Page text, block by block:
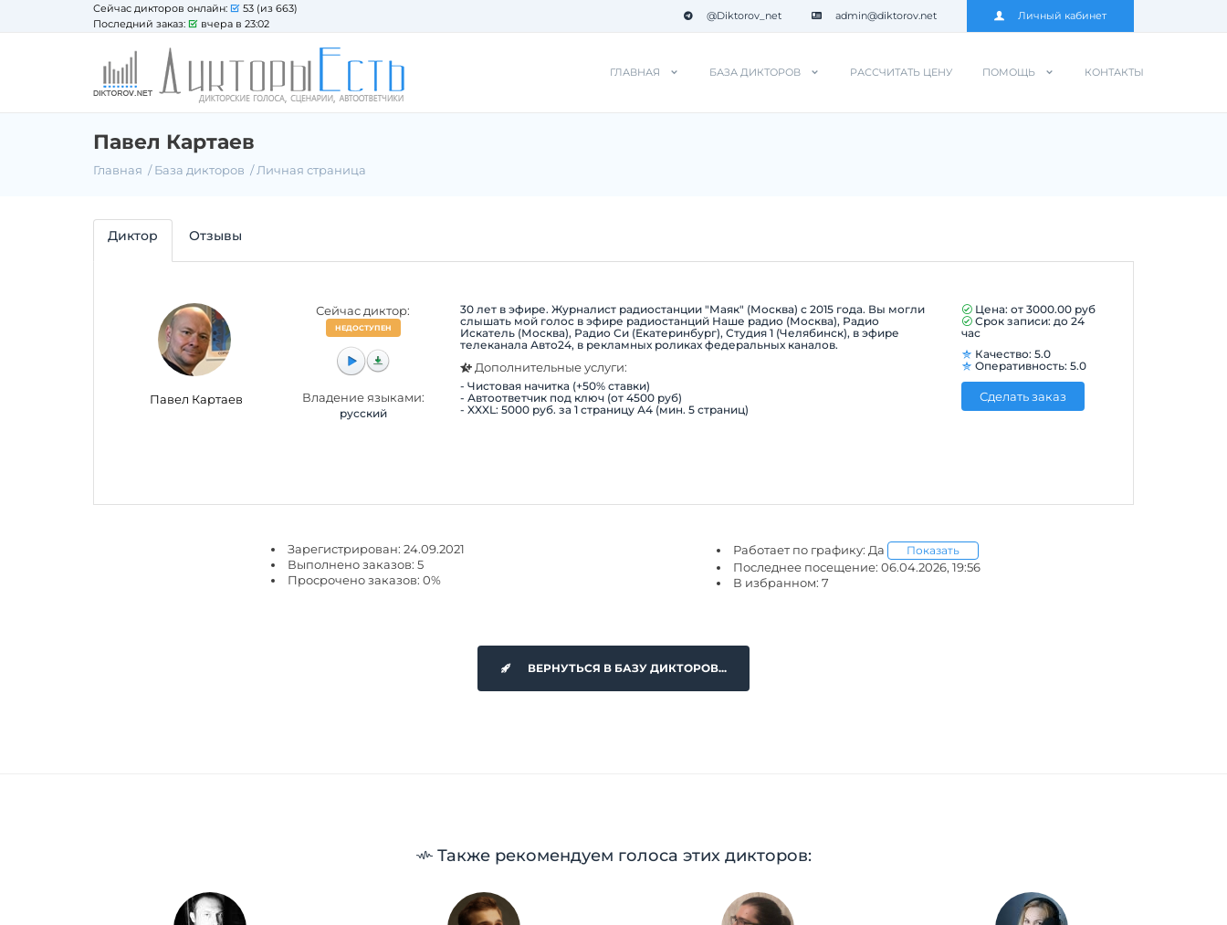
Сейчас дикторов онлайн:
53 (из 663)
Последний заказ:
вчера в 23:02
@Diktorov_net admin@diktorov.net Личный кабинет
ГЛАВНАЯ БАЗА ДИКТОРОВ РАССЧИТАТЬ ЦЕНУ ПОМОЩЬ КОНТАКТЫ
Павел Картаев
Главная База дикторов Личная страница
Диктор Отзывы
Павел Картаев
Сейчас диктор:
НЕДОСТУПЕН
Владение языками:
русский
Цена: от 3000.00 руб
Срок записи: до 24
час
Качество: 5.0
Оперативность: 5.0
Сделать заказ
30 лет в эфире. Журналист радиостанции "Маяк" (Москва) с 2015 года. Вы могли
слышать мой голос в эфире радиостанций Наше радио (Москва), Радио
Искатель (Москва), Радио Си (Екатеринбург), Студия 1 (Челябинск), в эфире
телеканала Авто24, в рекламных роликах федеральных каналов.
Дополнительные услуги:
- Чистовая начитка (+50% ставки)
- Автоответчик под ключ (от 4500 руб)
- XXXL: 5000 руб. за 1 страницу А4 (мин. 5 страниц)
Зарегистрирован: 24.09.2021
Выполнено заказов: 5
Просрочено заказов: 0%
Работает по графику: Да Показать
Последнее посещение: 06.04.2026, 19:56
В избранном: 7
ВЕРНУТЬСЯ В БАЗУ ДИКТОРОВ...
Также рекомендуем голоса этих дикторов: